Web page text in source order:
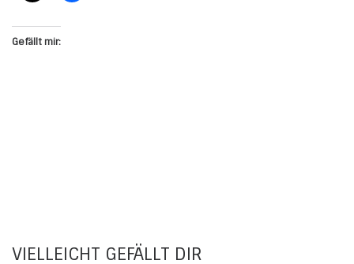
Gefällt mir:
VIELLEICHT GEFÄLLT DIR